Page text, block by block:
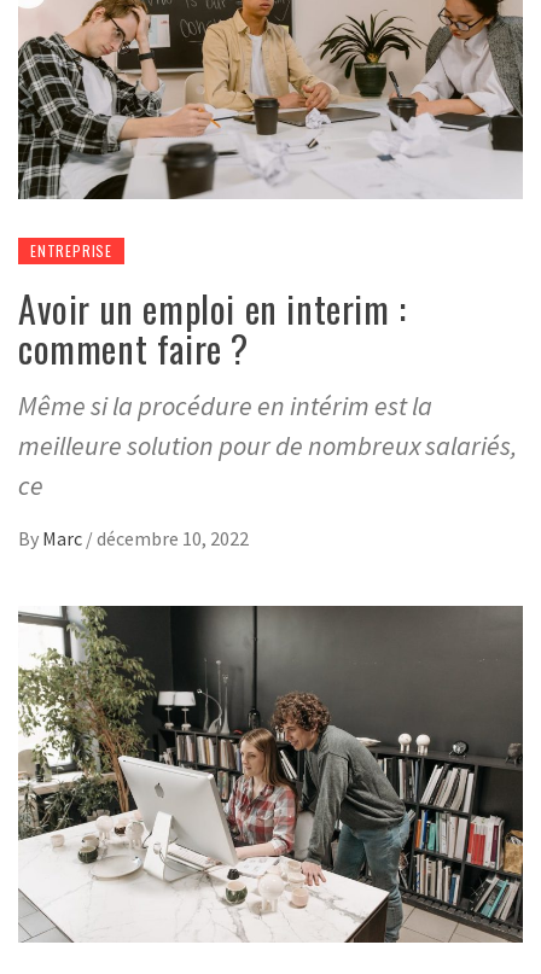
ENTREPRISE
Avoir un emploi en interim :
comment faire ?
Même si la procédure en intérim est la
meilleure solution pour de nombreux salariés,
ce
By Marc /décembre 10, 2022